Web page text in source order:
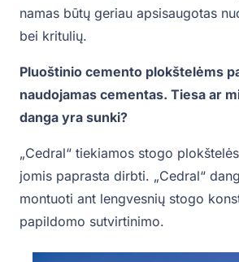
namas būtų geriau apsisaugotas
bei kritulių.
Pluoštinio cemento plokštelėms
naudojamas cementas. Tiesa ar
danga yra sunki?
„Cedral“ tiekiamos stogo
jomis paprasta dirbti. „Cedral“
montuoti ant lengvesnių stogo
papildomo sutvirtinimo.